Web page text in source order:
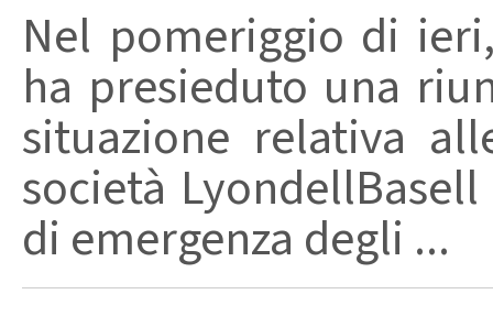
Nel pomeriggio di
ha presieduto una
situazione relativa
società
di emergenza degli ...